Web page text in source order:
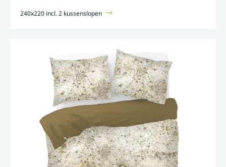
240x220 incl. 2 kussenslopen